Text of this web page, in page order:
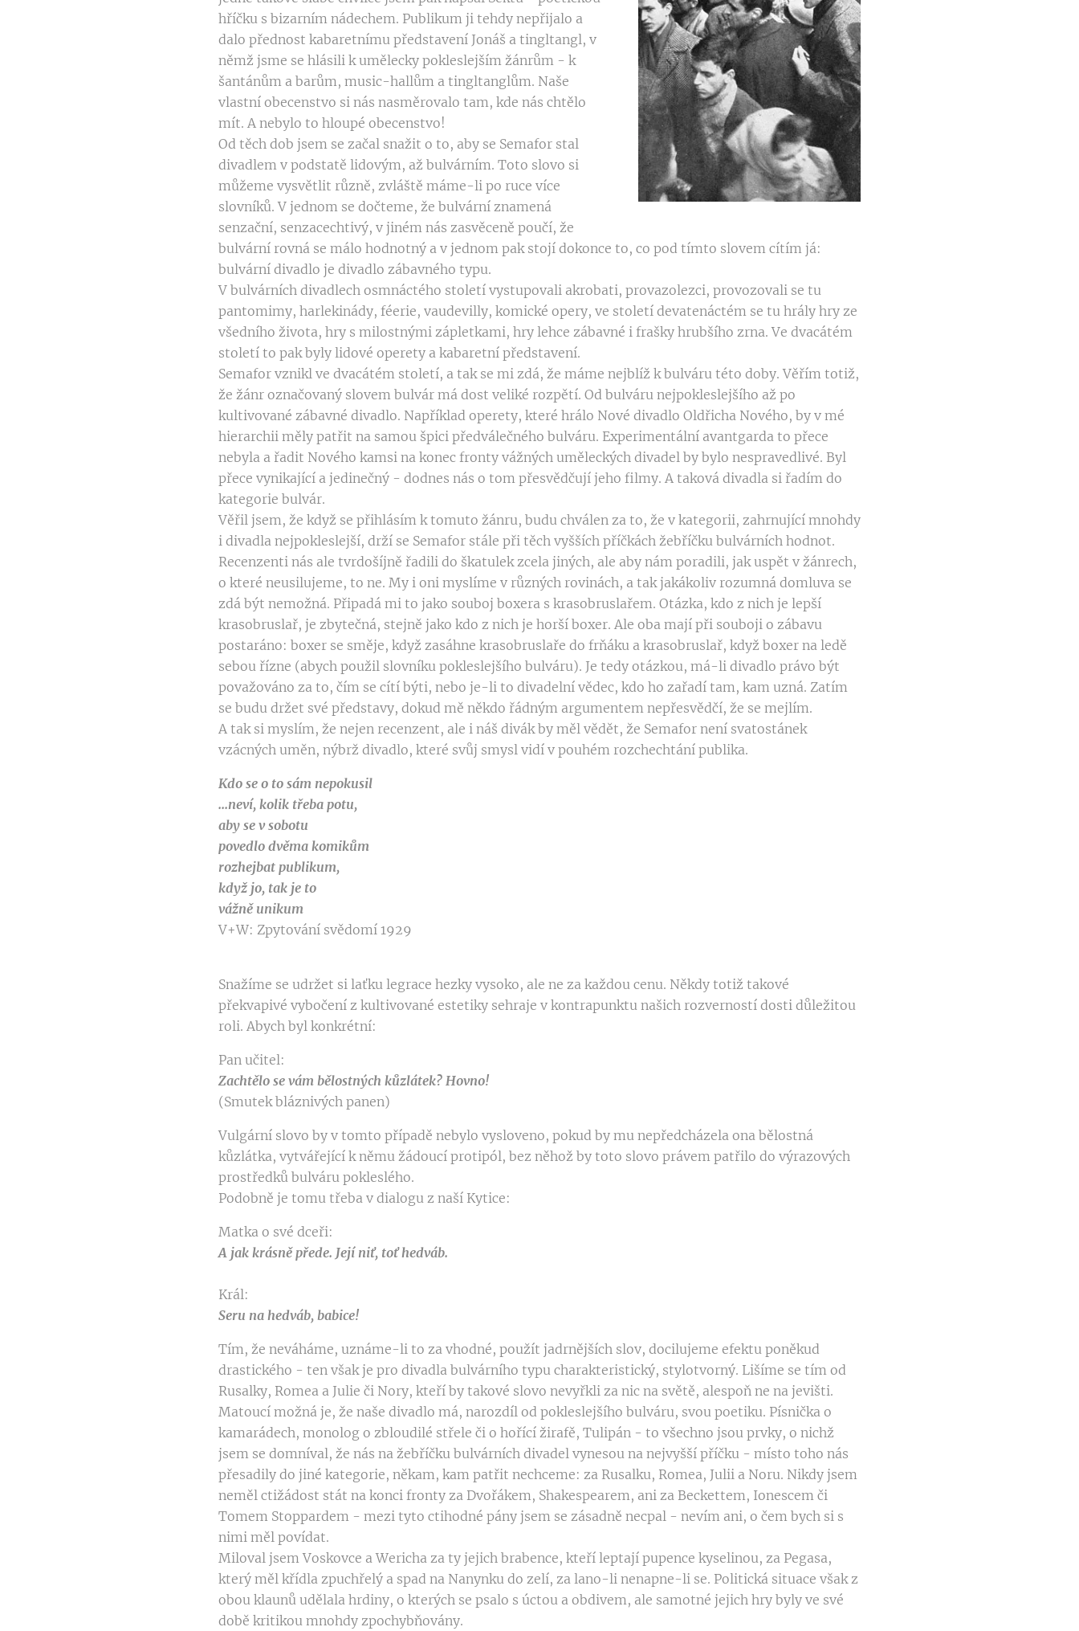
hříčku s bizarním nádechem. Publikum ji tehdy nepřijalo a
dalo přednost kabaretnímu představení Jonáš a tingltangl, v
němž jsme se hlásili k umělecky pokleslejším žánrům - k
šantánům a barům, music-hallům a tingltanglům. Naše
vlastní obecenstvo si nás nasměrovalo tam, kde nás chtělo
mít. A nebylo to hloupé obecenstvo!
Od těch dob jsem se začal snažit o to, aby se Semafor stal
divadlem v podstatě lidovým, až bulvárním. Toto slovo si
můžeme vysvětlit různě, zvláště máme-li po ruce více
slovníků. V jednom se dočteme, že bulvární znamená
senzační, senzacechtivý, v jiném nás zasvěceně poučí, že
bulvární rovná se málo hodnotný a v jednom pak stojí dokonce to, co pod tímto slovem cítím já:
bulvární divadlo je divadlo zábavného typu.
V bulvárních divadlech osmnáctého století vystupovali akrobati, provazolezci, provozovali se tu
pantomimy, harlekinády, féerie, vaudevilly, komické opery, ve století devatenáctém se tu hrály hry ze
všedního života, hry s milostnými zápletkami, hry lehce zábavné i frašky hrubšího zrna. Ve dvacátém
století to pak byly lidové operety a kabaretní představení.
Semafor vznikl ve dvacátém století, a tak se mi zdá, že máme nejblíž k bulváru této doby. Věřím totiž,
že žánr označovaný slovem bulvár má dost veliké rozpětí. Od bulváru nejpokleslejšího až po
kultivované zábavné divadlo. Například operety, které hrálo Nové divadlo Oldřicha Nového, by v mé
hierarchii měly patřit na samou špici předválečného bulváru. Experimentální avantgarda to přece
nebyla a řadit Nového kamsi na konec fronty vážných uměleckých divadel by bylo nespravedlivé. Byl
přece vynikající a jedinečný - dodnes nás o tom přesvědčují jeho filmy. A taková divadla si řadím do
kategorie bulvár.
Věřil jsem, že když se přihlásím k tomuto žánru, budu chválen za to, že v kategorii, zahrnující mnohdy
i divadla nejpokleslejší, drží se Semafor stále při těch vyšších příčkách žebříčku bulvárních hodnot.
Recenzenti nás ale tvrdošíjně řadili do škatulek zcela jiných, ale aby nám poradili, jak uspět v žánrech,
o které neusilujeme, to ne. My i oni myslíme v různých rovinách, a tak jakákoliv rozumná domluva se
zdá být nemožná. Připadá mi to jako souboj boxera s krasobruslařem. Otázka, kdo z nich je lepší
krasobruslař, je zbytečná, stejně jako kdo z nich je horší boxer. Ale oba mají při souboji o zábavu
postaráno: boxer se směje, když zasáhne krasobruslaře do frňáku a krasobruslař, když boxer na ledě
sebou řízne (abych použil slovníku pokleslejšího bulváru). Je tedy otázkou, má-li divadlo právo být
považováno za to, čím se cítí býti, nebo je-li to divadelní vědec, kdo ho zařadí tam, kam uzná. Zatím
se budu držet své představy, dokud mě někdo řádným argumentem nepřesvědčí, že se mejlím.
A tak si myslím, že nejen recenzent, ale i náš divák by měl vědět, že Semafor není svatostánek
vzácných uměn, nýbrž divadlo, které svůj smysl vidí v pouhém rozchechtání publika.
Kdo se o to sám nepokusil
...neví, kolik třeba potu,
aby se v sobotu
povedlo dvěma komikům
rozhejbat publikum,
když jo, tak je to
vážně unikum
V+W: Zpytování svědomí 1929
Snažíme se udržet si laťku legrace hezky vysoko, ale ne za každou cenu. Někdy totiž takové
překvapivé vybočení z kultivované estetiky sehraje v kontrapunktu našich rozverností dosti důležitou
roli. Abych byl konkrétní:
Pan učitel:
Zachtělo se vám bělostných kůzlátek? Hovno!
(Smutek bláznivých panen)
Vulgární slovo by v tomto případě nebylo vysloveno, pokud by mu nepředcházela ona bělostná
kůzlátka, vytvářející k němu žádoucí protipól, bez něhož by toto slovo právem patřilo do výrazových
prostředků bulváru pokleslého.
Podobně je tomu třeba v dialogu z naší Kytice:
Matka o své dceři:
A jak krásně přede. Její niť, toť hedváb.
Král:
Seru na hedváb, babice!
Tím, že neváháme, uznáme-li to za vhodné, použít jadrnějších slov, docilujeme efektu poněkud
drastického - ten však je pro divadla bulvárního typu charakteristický, stylotvorný. Lišíme se tím od
Rusalky, Romea a Julie či Nory, kteří by takové slovo nevyřkli za nic na světě, alespoň ne na jevišti.
Matoucí možná je, že naše divadlo má, narozdíl od pokleslejšího bulváru, svou poetiku. Písnička o
kamarádech, monolog o zbloudilé střele či o hořící žirafě, Tulipán - to všechno jsou prvky, o nichž
jsem se domníval, že nás na žebříčku bulvárních divadel vynesou na nejvyšší příčku - místo toho nás
přesadily do jiné kategorie, někam, kam patřit nechceme: za Rusalku, Romea, Julii a Noru. Nikdy jsem
neměl ctižádost stát na konci fronty za Dvořákem, Shakespearem, ani za Beckettem, Ionescem či
Tomem Stoppardem - mezi tyto ctihodné pány jsem se zásadně necpal - nevím ani, o čem bych si s
nimi měl povídat.
Miloval jsem Voskovce a Wericha za ty jejich brabence, kteří leptají pupence kyselinou, za Pegasa,
který měl křídla zpuchřelý a spad na Nanynku do zelí, za lano-li nenapne-li se. Politická situace však z
obou klaunů udělala hrdiny, o kterých se psalo s úctou a obdivem, ale samotné jejich hry byly ve své
době kritikou mnohdy zpochybňovány.